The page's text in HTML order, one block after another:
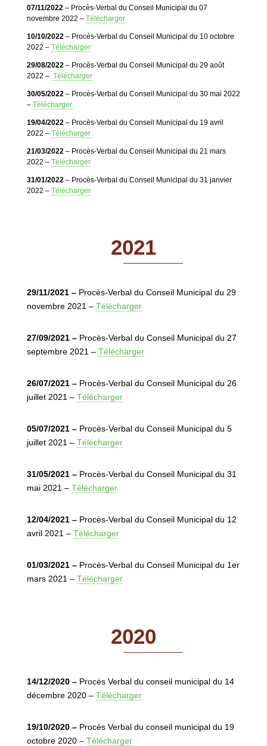
07/11/2022– Procès-Verbal du Conseil Municipal du 07
novembre 2022 – Télécharger
10/10/2022– Procès-Verbal du Conseil Municipal du 10 octobre
2022 – Télécharger
29/08/2022– Procès-Verbal du Conseil Municipal du 29 août
2022 – Télécharger
30/05/2022– Procès-Verbal du Conseil Municipal du 30 mai 2022
– Télécharger
19/04/2022– Procès-Verbal du Conseil Municipal du 19 avril
2022 – Télécharger
21/03/2022 – Procès-Verbal du Conseil Municipal du 21 mars
2022 – Télécharger
31/01/2022– Procès-Verbal du Conseil Municipal du 31 janvier
2022 – Télécharger
2021
29/11/2021 – Procès-Verbal du Conseil Municipal du 29
novembre 2021 – Télécharger
27/09/2021 – Procès-Verbal du Conseil Municipal du 27
septembre 2021 – Télécharger
26/07/2021 – Procès-Verbal du Conseil Municipal du 26
juillet 2021 – Télécharger
05/07/2021 – Procès-Verbal du Conseil Municipal du 5
juillet 2021 – Télécharger
31/05/2021 – Procès-Verbal du Conseil Municipal du 31
mai 2021 – Télécharger
12/04/2021 – Procès-Verbal du Conseil Municipal du 12
avril 2021 – Télécharger
01/03/2021 – Procès-Verbal du Conseil Municipal du 1er
mars 2021 – Télécharger
2020
14/12/2020 – Procès Verbal du conseil municipal du 14
décembre 2020 – Télécharger
19/10/2020 – Procès Verbal du conseil municipal du 19
octobre 2020 – Télécharger